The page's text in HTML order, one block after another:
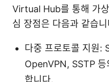
Virtual Hub를 통해 가
심 장점은 다음과 같습
다중 프로토콜 지원:
OpenVPN, SSTP 등
합니다.